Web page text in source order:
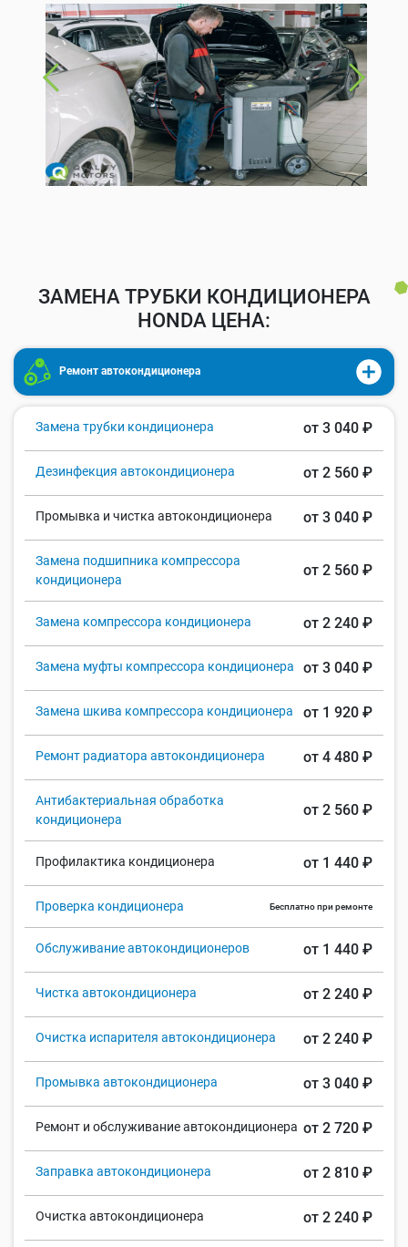
ЗАМЕНА ТРУБКИ КОНДИЦИОНЕРА
HONDA ЦЕНА:
Ремонт автокондиционера
Замена трубки кондиционера от 3 040 ₽
Дезинфекция автокондиционера от 2 560 ₽
Промывка и чистка автокондиционера от 3 040 ₽
Замена подшипника компрессора
кондиционера
от 2 560 ₽
Замена компрессора кондиционера от 2 240 ₽
Замена муфты компрессора кондиционера от 3 040 ₽
Замена шкива компрессора кондиционера от 1 920 ₽
Ремонт радиатора автокондиционера от 4 480 ₽
Антибактериальная обработка
кондиционера
от 2 560 ₽
Профилактика кондиционера от 1 440 ₽
Проверка кондиционера Бесплатно при ремонте
Обслуживание автокондиционеров от 1 440 ₽
Чистка автокондиционера от 2 240 ₽
Очистка испарителя автокондиционера от 2 240 ₽
Промывка автокондиционера от 3 040 ₽
Ремонт и обслуживание автокондиционера от 2 720 ₽
Заправка автокондиционера от 2 810 ₽
Очистка автокондиционера от 2 240 ₽